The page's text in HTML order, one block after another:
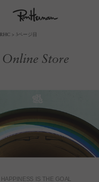
RHC 3ページ目
Online Store